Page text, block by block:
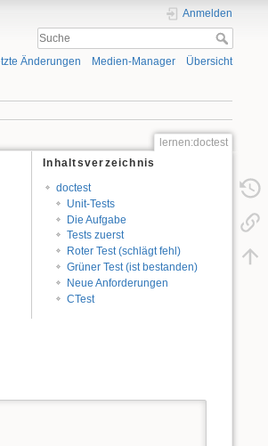
Anmelden
Änderungen Medien-Manager Übersicht
lernen:doctest
Inhaltsverzeichnis
doctest
Unit-Tests
Die Aufgabe
Tests zuerst
Roter Test (schlägt fehl)
Grüner Test (ist bestanden)
Neue Anforderungen
CTest